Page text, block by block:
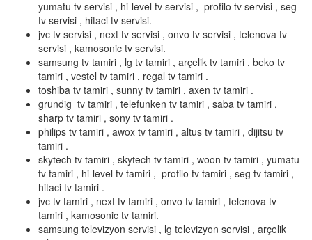
yumatu tv servisi , hi-level tv servisi , profilo tv servisi , seg
tv servisi , hitaci tv servisi.
jvc tv servisi , next tv servisi , onvo tv servisi , telenova tv
servisi , kamosonic tv servisi.
samsung tv tamiri , lg tv tamiri , arçelik tv tamiri , beko tv
tamiri , vestel tv tamiri , regal tv tamiri .
toshiba tv tamiri , sunny tv tamiri , axen tv tamiri .
grundig tv tamiri , telefunken tv tamiri , saba tv tamiri ,
sharp tv tamiri , sony tv tamiri .
philips tv tamiri , awox tv tamiri , altus tv tamiri , dijitsu tv
tamiri .
skytech tv tamiri , skytech tv tamiri , woon tv tamiri , yumatu
tv tamiri , hi-level tv tamiri , profilo tv tamiri , seg tv tamiri ,
hitaci tv tamiri .
jvc tv tamiri , next tv tamiri , onvo tv tamiri , telenova tv
tamiri , kamosonic tv tamiri.
samsung televizyon servisi , lg televizyon servisi , arçelik